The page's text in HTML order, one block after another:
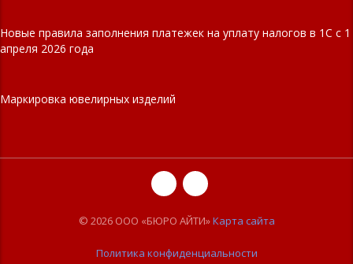
Новые правила заполнения платежек на уплату налогов в 1С с 1
апреля 2026 года
Маркировка ювелирных изделий
© 2026 ООО «БЮРО АЙТИ»Карта сайта
Политика конфиденциальности